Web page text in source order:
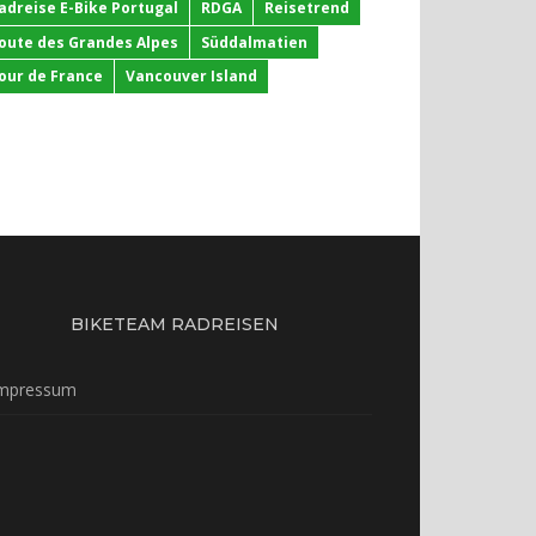
E-Bike Portugal
RDGA
Reisetrend
des Grandes Alpes
Süddalmatien
de France
Vancouver Island
BIKETEAM RADREISEN